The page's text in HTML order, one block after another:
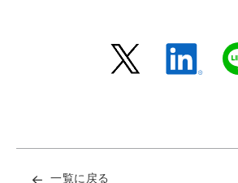
一覧に戻る